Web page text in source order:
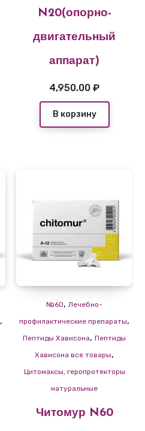
N20(опорно-
двигательный
аппарат)
4,950.00₽
В корзину
,
№60,Лечебно-
профилактические препараты,
Пептиды Хависона,Пептиды
Хависона все товары,
Цитомаксы, геропротекторы
натуральные
Читомур N60